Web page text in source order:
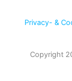
Privacy- &
Copyright